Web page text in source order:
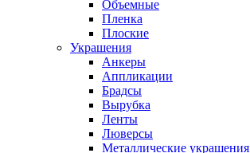
Объемные
Пленка
Плоские
Украшения
Анкеры
Аппликации
Брадсы
Вырубка
Ленты
Люверсы
Металлические украшения